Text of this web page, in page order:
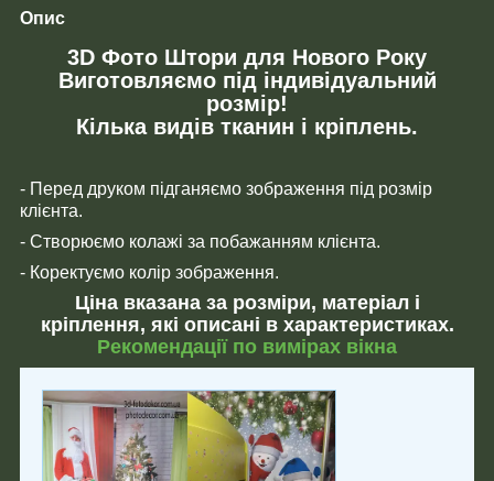
Опис
3D Фото Штори для Нового Року
Виготовляємо під індивідуальний
розмір!
Кілька видів тканин і кріплень.
- Перед друком підганяємо зображення під розмір
клієнта.
- Створюємо колажі за побажанням клієнта.
- Коректуємо колір зображення.
Ціна вказана за розміри, матеріал і
кріплення, які описані в характеристиках.
Рекомендації по вимірах вікна